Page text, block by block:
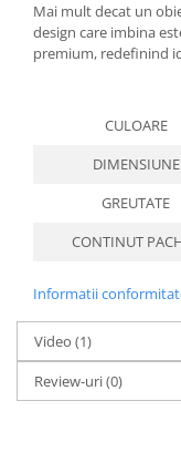
Mai mult decat un
design care imbina
premium, redefinind
CULOARE
DIMENSIUNE
GREUTATE
CONTINUT
Informatii
Video (1)
Review-uri(0)